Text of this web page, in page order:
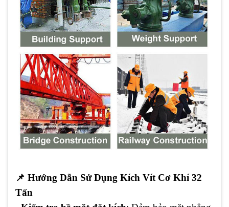
📌 Hướng Dẫn Sử Dụng Kích Vít Cơ Khí 32
Tấn